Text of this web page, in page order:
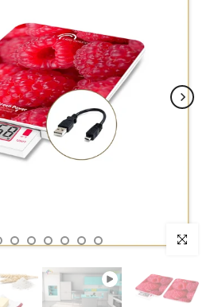
Lecture